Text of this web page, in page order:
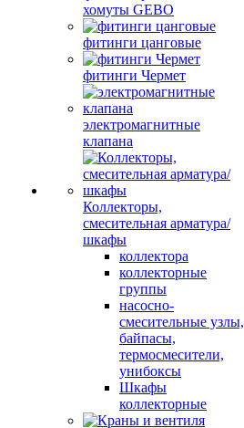
хомуты GEBO
фитинги цанговые
фитинги Чермет
электромагнитные
клапана
Коллекторы,
смесительная арматура/
шкафы
коллектора
коллекторные
группы
насосно-
смесительные узлы,
байпасы,
термосмесители,
унибоксы
Шкафы
коллекторные